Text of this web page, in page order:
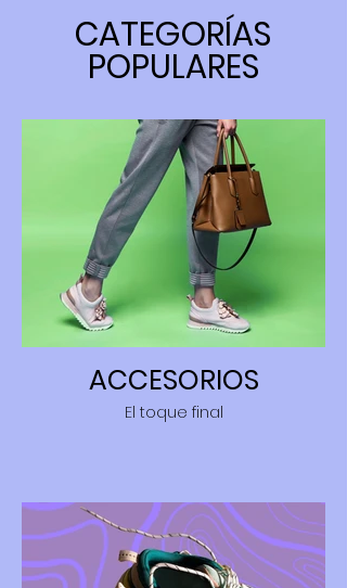
CATEGORÍAS
POPULARES
ACCESORIOS
El toque final